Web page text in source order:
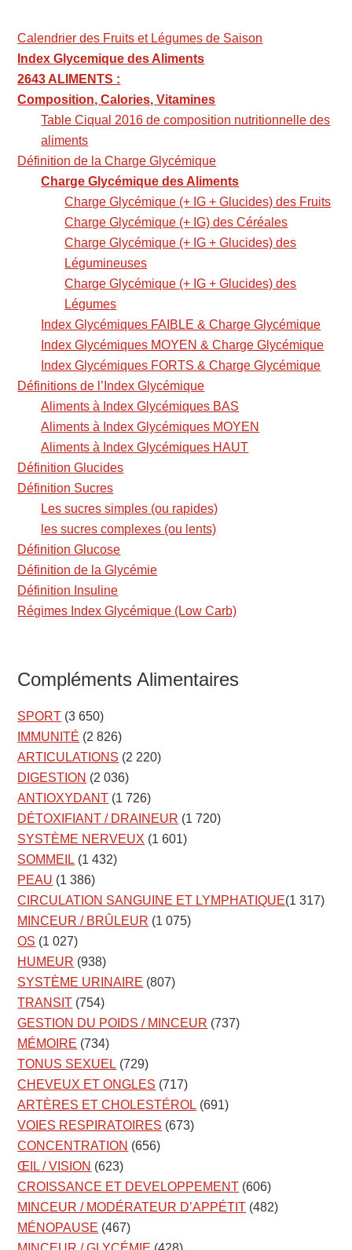
Calendrier des Fruits et Légumes de Saison
Index Glycemique des Aliments
2643 ALIMENTS :
Composition, Calories, Vitamines
Table Ciqual 2016 de composition nutritionnelle des
aliments
Définition de la Charge Glycémique
Charge Glycémique des Aliments
Charge Glycémique (+ IG + Glucides) des Fruits
Charge Glycémique (+ IG) des Céréales
Charge Glycémique (+ IG + Glucides) des
Légumineuses
Charge Glycémique (+ IG + Glucides) des
Légumes
Index Glycémiques FAIBLE & Charge Glycémique
Index Glycémiques MOYEN & Charge Glycémique
Index Glycémiques FORTS & Charge Glycémique
Définitions de l’Index Glycémique
Aliments à Index Glycémiques BAS
Aliments à Index Glycémiques MOYEN
Aliments à Index Glycémiques HAUT
Définition Glucides
Définition Sucres
Les sucres simples (ou rapides)
les sucres complexes (ou lents)
Définition Glucose
Définition de la Glycémie
Définition Insuline
Régimes Index Glycémique (Low Carb)
Compléments Alimentaires
SPORT (3 650)
IMMUNITÉ (2 826)
ARTICULATIONS (2 220)
DIGESTION (2 036)
ANTIOXYDANT (1 726)
DÉTOXIFIANT / DRAINEUR (1 720)
SYSTÈME NERVEUX (1 601)
SOMMEIL (1 432)
PEAU (1 386)
CIRCULATION SANGUINE ET LYMPHATIQUE(1 317)
MINCEUR / BRÛLEUR (1 075)
OS (1 027)
HUMEUR (938)
SYSTÈME URINAIRE (807)
TRANSIT (754)
GESTION DU POIDS / MINCEUR (737)
MÉMOIRE (734)
TONUS SEXUEL (729)
CHEVEUX ET ONGLES (717)
ARTÈRES ET CHOLESTÉROL (691)
VOIES RESPIRATOIRES (673)
CONCENTRATION (656)
ŒIL / VISION (623)
CROISSANCE ET DEVELOPPEMENT (606)
MINCEUR / MODÉRATEUR D’APPÉTIT (482)
MÉNOPAUSE (467)